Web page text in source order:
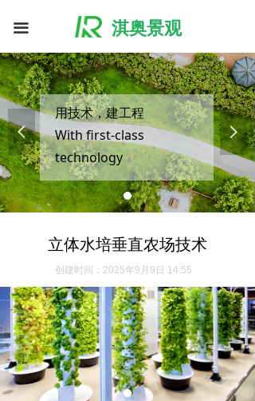
淇奥景观
끀
用技术，建工程
With first-class
technology
build first-class projects
넳 넲
立体水培垂直农场技术
创建时间： 2025年9月9日 14:55